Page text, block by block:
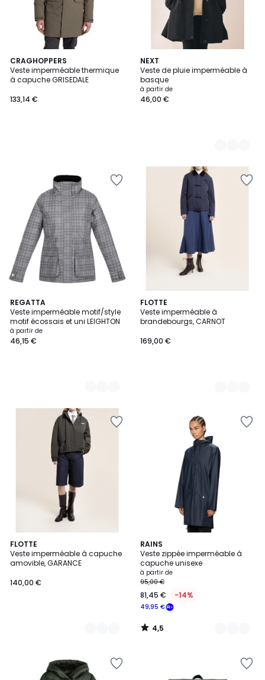
CRAGHOPPERS
Veste imperméable thermique
à capuche GRISEDALE
133,14 €
NEXT
Veste de pluie imperméable à
basque
à partir de
46,00 €
3
Couleurs
REGATTA
Veste imperméable motif/style
motif écossais et uni LEIGHTON
à partir de
46,15 €
2
Couleurs
FLOTTE
Veste imperméable à
brandebourgs, CARNOT
169,00 €
2
Couleurs
FLOTTE
Veste imperméable à capuche
amovible, GARANCE
140,00 €
2
Couleurs
RAINS
Veste zippée imperméable à
capuche unisexe
à partir de
49,95 €
95,00 €
81,45 € -14%
4,5
/ 5
3
Couleurs
4,5
/